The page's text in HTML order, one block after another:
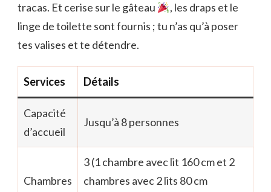
tracas. Et cerise sur le gâteau
, les draps et le
linge de toilette sont fournis ; tu n’as qu’à poser
tes valises et te détendre.
Services Détails
Capacité
d’accueil
Jusqu’à 8 personnes
Chambres
3 (1 chambre avec lit 160 cm et 2
chambres avec 2 lits 80 cm